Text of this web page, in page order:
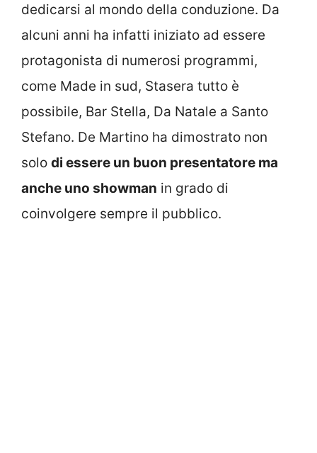
dedicarsi al mondo della conduzione. Da
alcuni anni ha infatti iniziato ad essere
protagonista di numerosi programmi,
come Made in sud, Stasera tutto è
possibile, Bar Stella, Da Natale a Santo
Stefano. De Martino ha dimostrato non
solo di essere un buon presentatore ma
anche uno showman in grado di
coinvolgere sempre il pubblico.